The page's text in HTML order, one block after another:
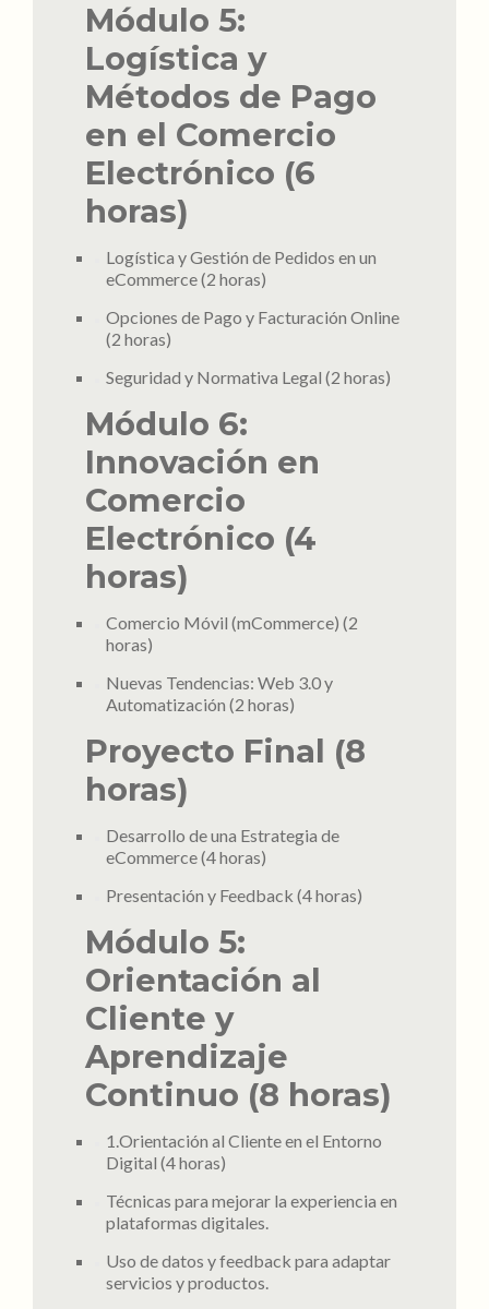
Módulo 5:
Logística y
Métodos de Pago
en el Comercio
Electrónico (6
horas)
Logística y Gestión de Pedidos en un
eCommerce (2 horas)
Opciones de Pago y Facturación Online
(2 horas)
Seguridad y Normativa Legal (2 horas)
Módulo 6:
Innovación en
Comercio
Electrónico (4
horas)
Comercio Móvil (mCommerce) (2
horas)
Nuevas Tendencias: Web 3.0 y
Automatización (2 horas)
Proyecto Final (8
horas)
Desarrollo de una Estrategia de
eCommerce (4 horas)
Presentación y Feedback (4 horas)
Módulo 5:
Orientación al
Cliente y
Aprendizaje
Continuo (8 horas)
1.Orientación al Cliente en el Entorno
Digital (4 horas)
Técnicas para mejorar la experiencia en
plataformas digitales.
Uso de datos y feedback para adaptar
servicios y productos.